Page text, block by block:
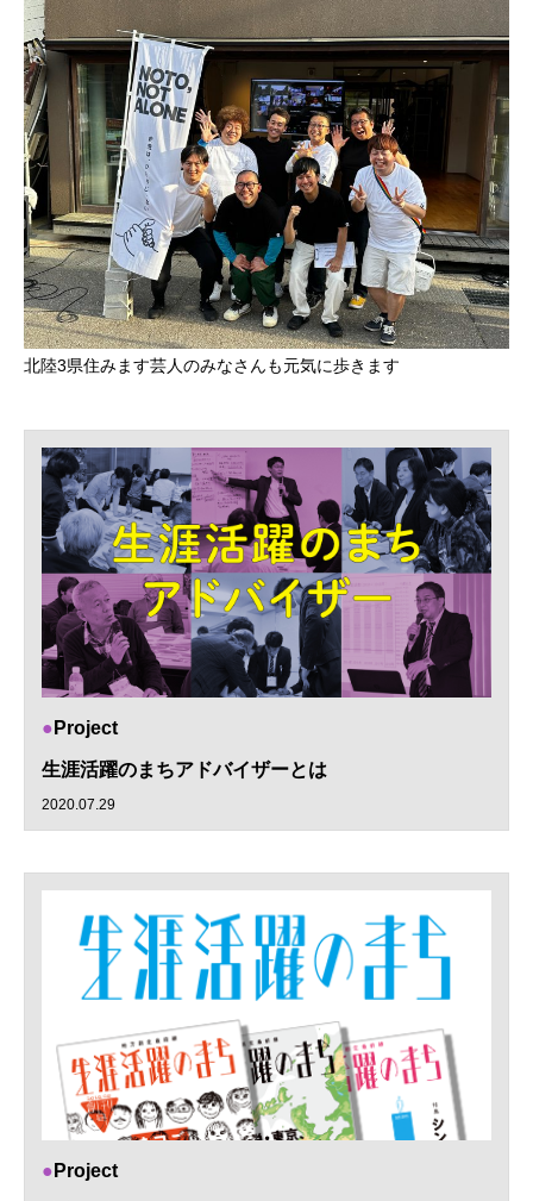
北陸3県住みます芸人のみなさんも元気に歩きます
Project
生涯活躍のまちアドバイザーとは
2020.07.29
Project